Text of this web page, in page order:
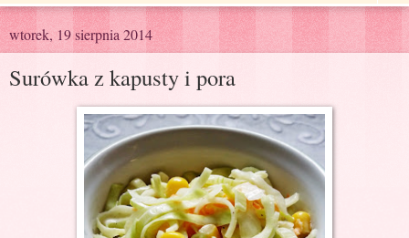
wtorek, 19 sierpnia 2014
Surówka z kapusty i pora